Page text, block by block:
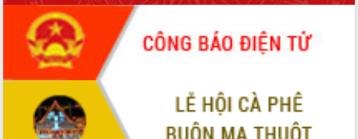
Định vị cà phê Việt Nam như một “di
sản sống” trong dòng chảy toàn cầu
Xây dựng nông thôn mới: Nâng cao đời
sống người dân từ những mô hình thiết
thực
Quyết liệt tháo gỡ vướng mắc, đẩy
nhanh tiến độ các dự án trọng điểm
trong Khu kinh tế Nam Phú Yên